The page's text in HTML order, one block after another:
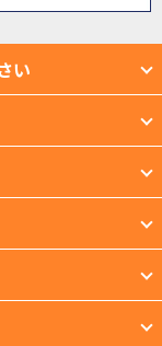
い